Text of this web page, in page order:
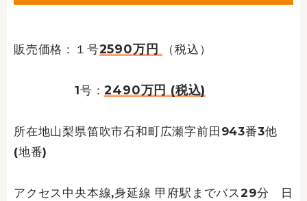
販売価格：１号2590万円 （税込）
1号：2490万円 (税込)
所在地山梨県笛吹市石和町広瀬字前田943番3他
(地番)
アクセス中央本線,身延線 甲府駅までバス29分 日